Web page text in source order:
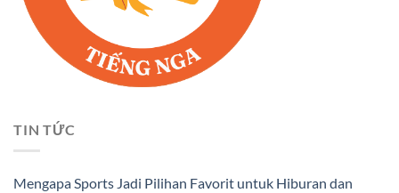
TIN TỨC
Mengapa Sports Jadi Pilihan Favorit untuk Hiburan dan